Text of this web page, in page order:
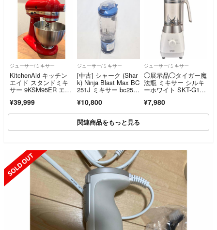
ジューサー/ミキサー
KitchenAid キッチン
エイド スタンドミキ
サー 9KSM95ER エン
グラインダー付
¥39,999
ジューサー/ミキサー
[中古] シャーク (Shar
k) Ninja Blast Max BC
251J ミキサー bc251j-
ー [良い(B)]
¥10,800
ジューサー/ミキサー
◯展示品◯タイガー魔
法瓶 ミキサー シルキ
ーホワイト SKT-G100
¥7,980
関連商品をもっと見る
SOLD OUT